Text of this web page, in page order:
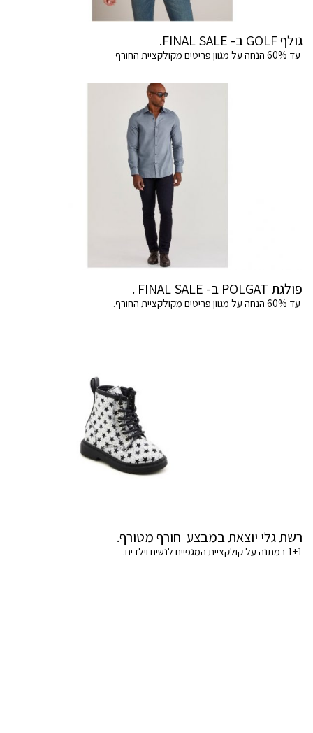
גולף GOLF ב- FINAL SALE.
עד 60% הנחה על מגוון פריטים מקולקציית החורף
פולגת POLGAT ב- FINAL SALE .
עד 60% הנחה על מגוון פריטים מקולקציית החורף.
רשת גלי יוצאת במבצע חורף מטורף.
1+1 במתנה על קולקציית המגפיים לנשים וילדים.